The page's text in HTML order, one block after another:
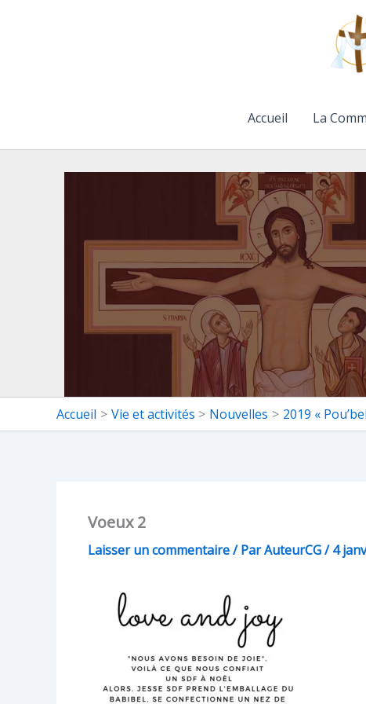
Accueil La
Accueil Vie et activités Nouvelles 2019 «
Voeux 2
Laisser un commentaire/ ParAuteurCG/4